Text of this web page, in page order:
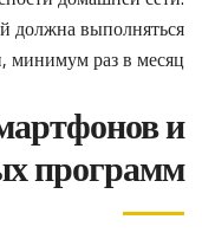
должна выполняться
минимум раз в месяц.
и
программ